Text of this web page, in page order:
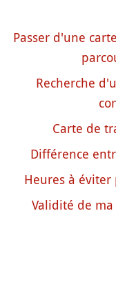
Passer d'une
Recherche
Carte de
Différence
Heures à éviter
Validité de